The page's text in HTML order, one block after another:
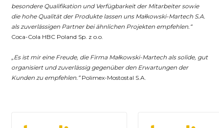
besondere Qualifikation und Verfügbarkeit der Mitarbeiter sowie
die hohe Qualität der Produkte lassen uns Małkowski-Martech S.A.
als zuverlässigen Partner bei ähnlichen Projekten empfehlen.“
Coca-Cola HBC Poland Sp. z o.o.
„Es ist mir eine Freude, die Firma Małkowski-Martech als solide, gut
organisiert und zuverlässig gegenüber den Erwartungen der
Kunden zu empfehlen.“Polimex-Mostostal S.A.